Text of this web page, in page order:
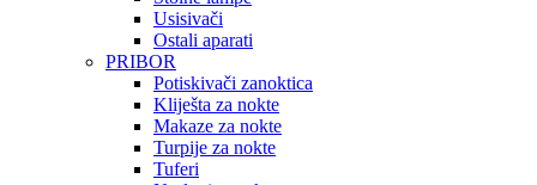
Usisivači
Ostali aparati
PRIBOR
Potiskivači zanoktica
Kliješta za nokte
Makaze za nokte
Turpije za nokte
Tuferi